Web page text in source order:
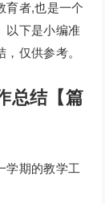
育者,也是一个
以下是小编准
仅供参考。
总结【篇
学期的教学工